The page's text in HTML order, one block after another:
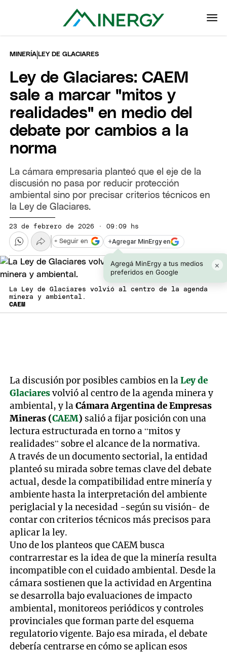
MINERÍA |LEY DE GLACIARES
Ley de Glaciares: CAEM
sale a marcar "mitos y
realidades" en medio del
debate por cambios a la
norma
La cámara empresaria planteó que el eje de la
discusión no pasa por reducir protección
ambiental sino por precisar criterios técnicos en
la Ley de Glaciares.
23 de febrero de 2026 · 09:09 hs
+Agregar MinErgy en
Agregá MinErgy a tus medios
preferidos en Google
×
+ Seguir en
La Ley de Glaciares volvió al centro de la agenda
minera y ambiental.
CAEM
La discusión por posibles cambios en laLey de
Glaciaresvolvió al centro de la agenda minera y
ambiental, y laCámara Argentina de Empresas
Mineras (CAEM) salió a fijar posición con una
lectura estructurada en torno a “mitos y
realidades” sobre el alcance de la normativa.
A través de un documento sectorial, la entidad
planteó su mirada sobre temas clave del debate
actual, desde la compatibilidad entre minería y
ambiente hasta la interpretación del ambiente
periglacial y la necesidad -según su visión- de
contar con criterios técnicos más precisos para
aplicar la ley.
Uno de los planteos que CAEM busca
contrarrestar es la idea de que la minería resulta
incompatible con el cuidado ambiental. Desde la
cámara sostienen que la actividad en Argentina
se desarrolla bajo evaluaciones de impacto
ambiental, monitoreos periódicos y controles
provinciales que forman parte del esquema
regulatorio vigente. Bajo esa mirada, el debate
debería centrarse en cómo se aplican esos